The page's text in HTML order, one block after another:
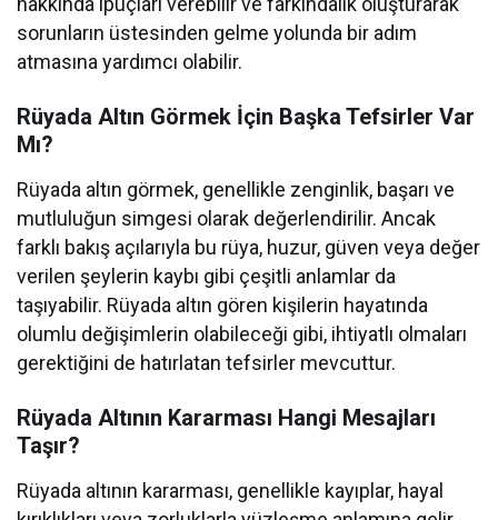
sorunların üstesinden gelme yolunda bir adım
atmasına yardımcı olabilir.
Rüyada Altın Görmek İçin Başka Tefsirler Var
Mı?
Rüyada altın görmek, genellikle zenginlik, başarı ve
mutluluğun simgesi olarak değerlendirilir. Ancak
farklı bakış açılarıyla bu rüya, huzur, güven veya değer
verilen şeylerin kaybı gibi çeşitli anlamlar da
taşıyabilir. Rüyada altın gören kişilerin hayatında
olumlu değişimlerin olabileceği gibi, ihtiyatlı olmaları
gerektiğini de hatırlatan tefsirler mevcuttur.
Rüyada Altının Kararması Hangi Mesajları
Taşır?
Rüyada altının kararması, genellikle kayıplar, hayal